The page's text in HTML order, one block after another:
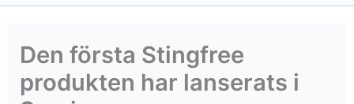
Den första Stingfree
produkten har lanserats i